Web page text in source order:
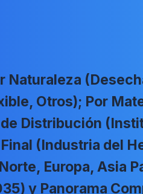
Naturaleza
Otros); Por
de Distribución
(Industria del
Europa, Asia
y Panorama